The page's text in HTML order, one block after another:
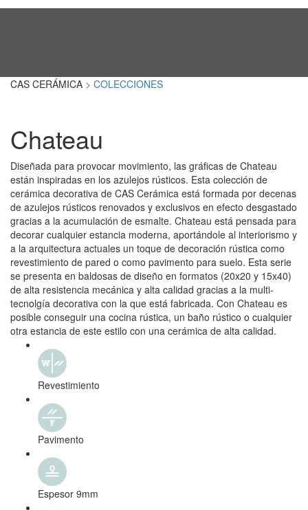
CAS CERÁMICA > COLECCIONES
Chateau
Diseñada para provocar movimiento, las gráficas de Chateau
están inspiradas en los azulejos rústicos. Esta colección de
cerámica decorativa de CAS Cerámica está formada por decenas
de azulejos rústicos renovados y exclusivos en efecto desgastado
gracias a la acumulación de esmalte. Chateau está pensada para
decorar cualquier estancia moderna, aportándole al interiorismo y
a la arquitectura actuales un toque de decoración rústica como
revestimiento de pared o como pavimento para suelo. Esta serie
se presenta en baldosas de diseño en formatos (20x20 y 15x40)
de alta resistencia mecánica y alta calidad gracias a la multi-
tecnolgía decorativa con la que está fabricada. Con Chateau es
posible conseguir una cocina rústica, un baño rústico o cualquier
otra estancia de este estilo con una cerámica de alta calidad.
Revestimiento
Pavimento
Espesor 9mm